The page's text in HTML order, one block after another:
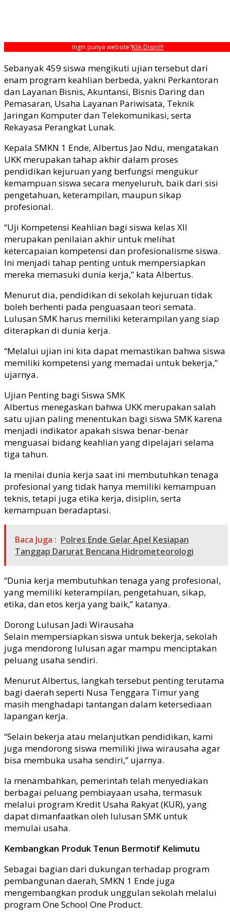
Ingin punya website?Klik Disini!!!
Sebanyak 459 siswa mengikuti ujian tersebut dari
enam program keahlian berbeda, yakni Perkantoran
dan Layanan Bisnis, Akuntansi, Bisnis Daring dan
Pemasaran, Usaha Layanan Pariwisata, Teknik
Jaringan Komputer dan Telekomunikasi, serta
Rekayasa Perangkat Lunak.
Kepala SMKN 1 Ende, Albertus Jao Ndu, mengatakan
UKK merupakan tahap akhir dalam proses
pendidikan kejuruan yang berfungsi mengukur
kemampuan siswa secara menyeluruh, baik dari sisi
pengetahuan, keterampilan, maupun sikap
profesional.
“Uji Kompetensi Keahlian bagi siswa kelas XII
merupakan penilaian akhir untuk melihat
ketercapaian kompetensi dan profesionalisme siswa.
Ini menjadi tahap penting untuk mempersiapkan
mereka memasuki dunia kerja,” kata Albertus.
Menurut dia, pendidikan di sekolah kejuruan tidak
boleh berhenti pada penguasaan teori semata.
Lulusan SMK harus memiliki keterampilan yang siap
diterapkan di dunia kerja.
“Melalui ujian ini kita dapat memastikan bahwa siswa
memiliki kompetensi yang memadai untuk bekerja,”
ujarnya.
Ujian Penting bagi Siswa SMK
Albertus menegaskan bahwa UKK merupakan salah
satu ujian paling menentukan bagi siswa SMK karena
menjadi indikator apakah siswa benar-benar
menguasai bidang keahlian yang dipelajari selama
tiga tahun.
Ia menilai dunia kerja saat ini membutuhkan tenaga
profesional yang tidak hanya memiliki kemampuan
teknis, tetapi juga etika kerja, disiplin, serta
kemampuan beradaptasi.
Baca Juga : Polres Ende Gelar Apel Kesiapan
Tanggap Darurat Bencana Hidrometeorologi
“Dunia kerja membutuhkan tenaga yang profesional,
yang memiliki keterampilan, pengetahuan, sikap,
etika, dan etos kerja yang baik,” katanya.
Dorong Lulusan Jadi Wirausaha
Selain mempersiapkan siswa untuk bekerja, sekolah
juga mendorong lulusan agar mampu menciptakan
peluang usaha sendiri.
Menurut Albertus, langkah tersebut penting terutama
bagi daerah seperti Nusa Tenggara Timur yang
masih menghadapi tantangan dalam ketersediaan
lapangan kerja.
“Selain bekerja atau melanjutkan pendidikan, kami
juga mendorong siswa memiliki jiwa wirausaha agar
bisa membuka usaha sendiri,” ujarnya.
Ia menambahkan, pemerintah telah menyediakan
berbagai peluang pembiayaan usaha, termasuk
melalui program Kredit Usaha Rakyat (KUR), yang
dapat dimanfaatkan oleh lulusan SMK untuk
memulai usaha.
Kembangkan Produk Tenun Bermotif Kelimutu
Sebagai bagian dari dukungan terhadap program
pembangunan daerah, SMKN 1 Ende juga
mengembangkan produk unggulan sekolah melalui
program One School One Product.